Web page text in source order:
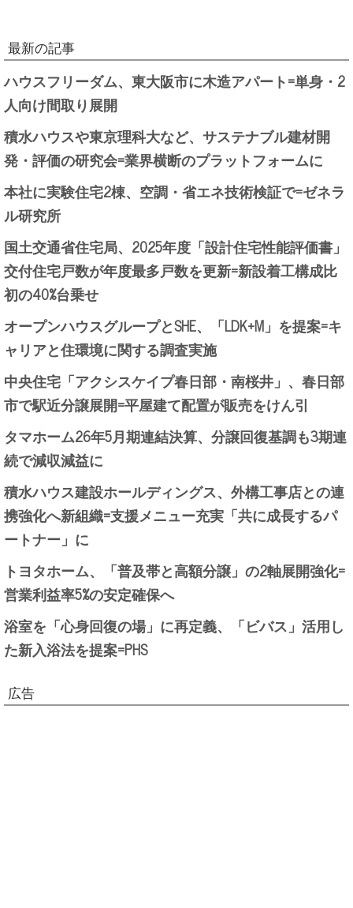
最新の記事
ハウスフリーダム、東大阪市に木造アパート=単身・2
人向け間取り展開
積水ハウスや東京理科大など、サステナブル建材開
発・評価の研究会=業界横断のプラットフォームに
本社に実験住宅2棟、空調・省エネ技術検証で=ゼネラ
ル研究所
国土交通省住宅局、2025年度「設計住宅性能評価書」
交付住宅戸数が年度最多戸数を更新=新設着工構成比
初の40%台乗せ
オープンハウスグループとSHE、「LDK+M」を提案=キ
ャリアと住環境に関する調査実施
中央住宅「アクシスケイプ春日部・南桜井」、春日部
市で駅近分譲展開=平屋建て配置が販売をけん引
タマホーム26年5月期連結決算、分譲回復基調も3期連
続で減収減益に
積水ハウス建設ホールディングス、外構工事店との連
携強化へ新組織=支援メニュー充実「共に成長するパ
ートナー」に
トヨタホーム、「普及帯と高額分譲」の2軸展開強化=
営業利益率5%の安定確保へ
浴室を「心身回復の場」に再定義、「ビバス」活用し
た新入浴法を提案=PHS
広告